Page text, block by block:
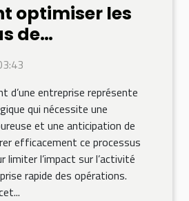
optimiser les
de
pour les
?
d’une entreprise représente
qui nécessite une
et une anticipation de
efficacement ce processus
limiter l’impact sur l’activité
rapide des opérations.